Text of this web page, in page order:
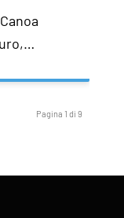
Pagina 1 di 9